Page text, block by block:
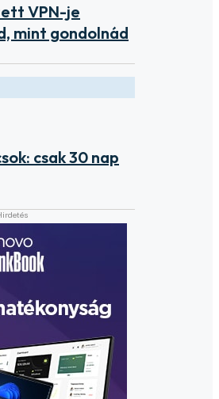
VPN-je
mint gondolnád
csak 30 nap